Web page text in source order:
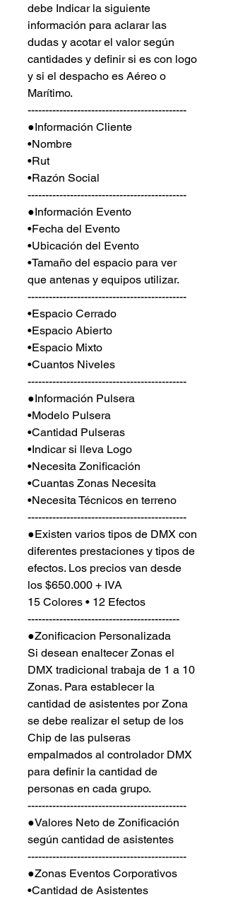
debe Indicar la siguiente
información para aclarar las
dudas y acotar el valor según
cantidades y definir si es con logo
y si el despacho es Aéreo o
Marítimo.
---------------------------------------------
●Información Cliente
•Nombre
•Rut
•Razón Social
---------------------------------------------
●Información Evento
•Fecha del Evento
•Ubicación del Evento
•Tamaño del espacio para ver
que antenas y equipos utilizar.
---------------------------------------------
•Espacio Cerrado
•Espacio Abierto
•Espacio Mixto
•Cuantos Niveles
---------------------------------------------
●Información Pulsera
•Modelo Pulsera
•Cantidad Pulseras
•Indicar si lleva Logo
•Necesita Zonificación
•Cuantas Zonas Necesita
•Necesita Técnicos en terreno
---------------------------------------------
●Existen varios tipos de DMX con
diferentes prestaciones y tipos de
efectos. Los precios van desde
los $650.000 + IVA
15 Colores • 12 Efectos
-------------------------------------------
●Zonificacion Personalizada
Si desean enaltecer Zonas el
DMX tradicional trabaja de 1 a 10
Zonas. Para establecer la
cantidad de asistentes por Zona
se debe realizar el setup de los
Chip de las pulseras
empalmados al controlador DMX
para definir la cantidad de
personas en cada grupo.
---------------------------------------------
●Valores Neto de Zonificación
según cantidad de asistentes
---------------------------------------------
●Zonas Eventos Corporativos
•Cantidad de Asistentes